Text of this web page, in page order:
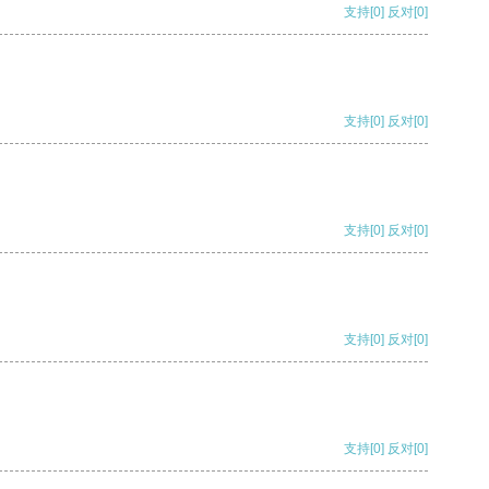
支持[0] 反对[0]
支持[0] 反对[0]
支持[0] 反对[0]
支持[0] 反对[0]
支持[0] 反对[0]